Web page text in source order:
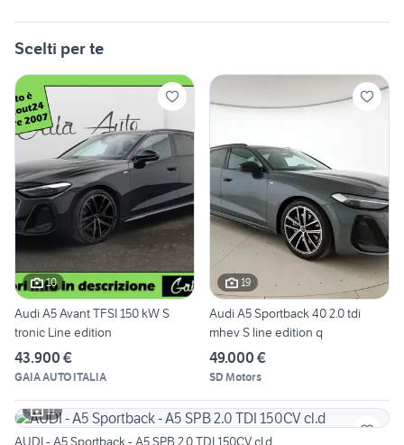
Scelti per te
10
Audi A5 Avant TFSI 150 kW S
tronic Line edition
43.900 €
GAIA AUTO ITALIA
19
Audi A5 Sportback 40 2.0 tdi
mhev S line edition q
49.000 €
SD Motors
11
AUDI - A5 Sportback - A5 SPB 2.0 TDI 150CV cl.d